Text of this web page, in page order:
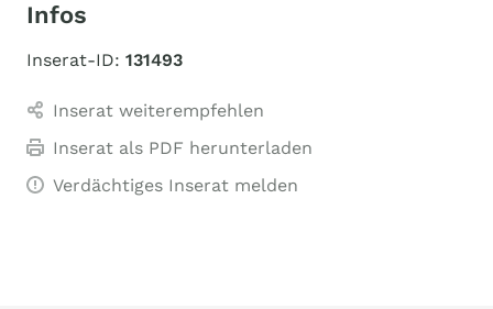
Infos
Inserat-ID: 131493
Inserat weiterempfehlen
Inserat als PDF herunterladen
Verdächtiges Inserat melden